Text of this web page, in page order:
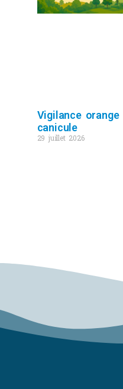
Vigilance orange
canicule
29 juillet 2026